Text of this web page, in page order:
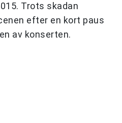
Trots skadan
efter en kort paus
av konserten.